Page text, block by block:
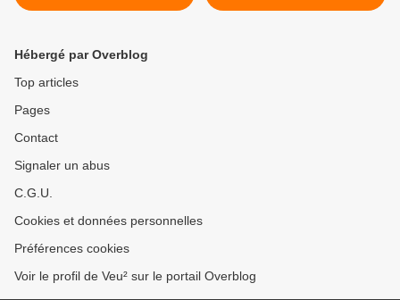
Hébergé par Overblog
Top articles
Pages
Contact
Signaler un abus
C.G.U.
Cookies et données personnelles
Préférences cookies
Voir le profil de Veu² sur le portail Overblog